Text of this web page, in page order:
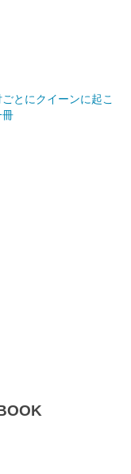
とにクイーンに起こ
冊